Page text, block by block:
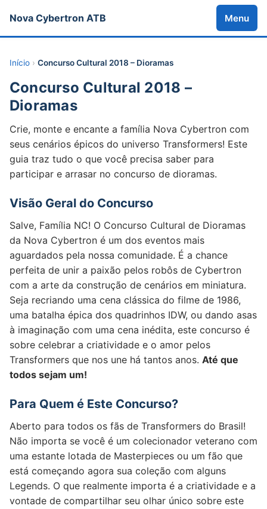
Nova Cybertron ATB Menu
Início › Concurso Cultural 2018 – Dioramas
Concurso Cultural 2018 –
Dioramas
Crie, monte e encante a família Nova Cybertron com
seus cenários épicos do universo Transformers! Este
guia traz tudo o que você precisa saber para
participar e arrasar no concurso de dioramas.
Visão Geral do Concurso
Salve, Família NC! O Concurso Cultural de Dioramas
da Nova Cybertron é um dos eventos mais
aguardados pela nossa comunidade. É a chance
perfeita de unir a paixão pelos robôs de Cybertron
com a arte da construção de cenários em miniatura.
Seja recriando uma cena clássica do filme de 1986,
uma batalha épica dos quadrinhos IDW, ou dando asas
à imaginação com uma cena inédita, este concurso é
sobre celebrar a criatividade e o amor pelos
Transformers que nos une há tantos anos. Até que
todos sejam um!
Para Quem é Este Concurso?
Aberto para todos os fãs de Transformers do Brasil!
Não importa se você é um colecionador veterano com
uma estante lotada de Masterpieces ou um fão que
está começando agora sua coleção com alguns
Legends. O que realmente importa é a criatividade e a
vontade de compartilhar seu olhar único sobre este